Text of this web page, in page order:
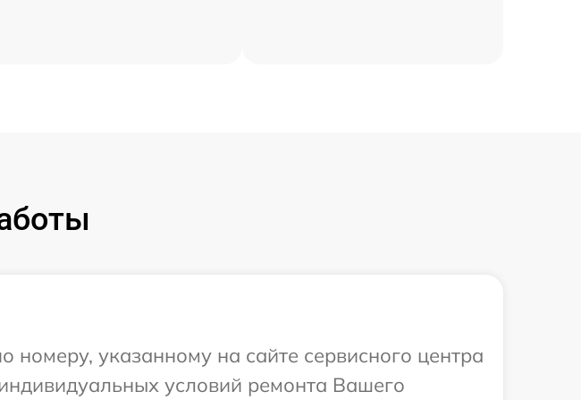
указанному на сайте сервисного центра
условий ремонта Вашего